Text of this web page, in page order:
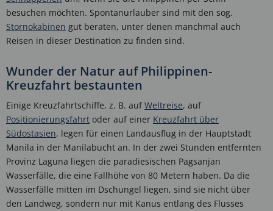
besuchen möchten. Spontanurlauber sind mit den sog.
Stornokabinen gut beraten, unter denen manchmal auch
Reisen in dieser Destination zu finden sind.
Wunder der Natur auf Philippinen-
Kreuzfahrt bestaunten
Einige Kreuzfahrtschiffe, z. B. auf Weltreise, auf
Positionierungsfahrt oder auf einer Kreuzfahrt über
Südostasien, legen für einen Landausflug in der Hauptstadt
Manila in der Manilabucht an. In der zwei Stunden entfernten
Provinz Laguna liegen die paradiesischen Pagsanjan
Wasserfälle, die eine Fallhöhe von 80 Metern haben. Da die
Wasserfälle mitten im Dschungel liegen, sind sie nicht über
den Landweg, sondern nur mit Kanus entlang des Flusses